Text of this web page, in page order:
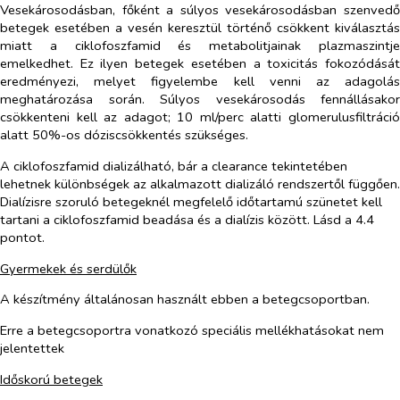
Vesekárosodásban, főként a súlyos vesekárosodásban szenvedő
betegek esetében a vesén keresztül történő csökkent kiválasztás
miatt a ciklofoszfamid és metabolitjainak plazmaszintje
emelkedhet. Ez ilyen betegek esetében a toxicitás fokozódását
eredményezi, melyet figyelembe kell venni az adagolás
meghatározása során. Súlyos vesekárosodás fennállásakor
csökkenteni kell az adagot; 10 ml/perc alatti glomerulusfiltráció
alatt 50%-os dóziscsökkentés szükséges.
A ciklofoszfamid dializálható, bár a clearance tekintetében
lehetnek különbségek az alkalmazott dializáló rendszertől függően.
Dialízisre szoruló betegeknél megfelelő időtartamú szünetet kell
tartani a ciklofoszfamid beadása és a dialízis között. Lásd a 4.4
pontot.
Gyermekek és serdülők
A készítmény általánosan használt ebben a betegcsoportban.
Erre a betegcsoportra vonatkozó speciális mellékhatásokat nem
jelentettek
Időskorú betegek